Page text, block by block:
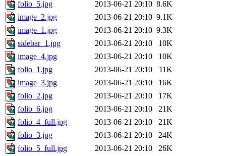
folio_5.jpg
2013-06-21 20:10 8.6K
image_2.jpg
2013-06-21 20:10 9.1K
image_1.jpg
2013-06-21 20:10 9.3K
sidebar_1.jpg
2013-06-21 20:10
10K
image_4.jpg
2013-06-21 20:10
10K
folio_1.jpg
2013-06-21 20:10
11K
image_3.jpg
2013-06-21 20:10
16K
folio_2.jpg
2013-06-21 20:10
17K
folio_6.jpg
2013-06-21 20:10
21K
folio_4_full.jpg
2013-06-21 20:10
21K
folio_3.jpg
2013-06-21 20:10
24K
folio_5_full.jpg
2013-06-21 20:10
26K